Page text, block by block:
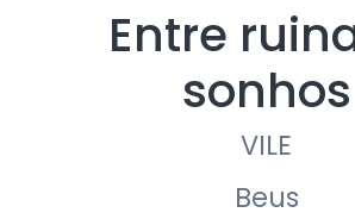
Entre
sonhos
VILE
Beus